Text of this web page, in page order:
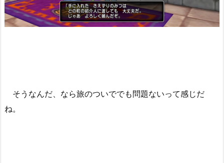
そうなんだ、なら旅のついででも問題ないって感じだ
ね。